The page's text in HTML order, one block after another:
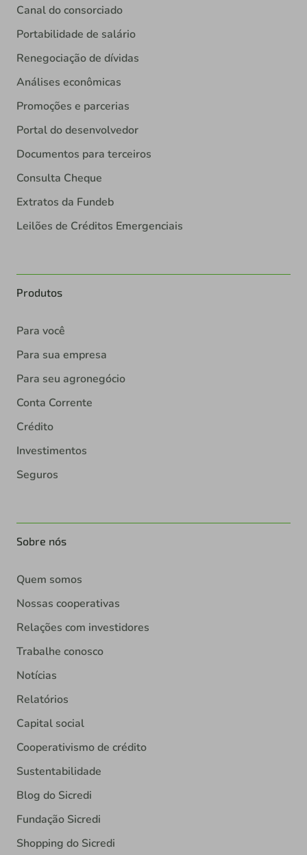
Canal do consorciado
Portabilidade de salário
Renegociação de dívidas
Análises econômicas
Promoções e parcerias
Portal do desenvolvedor
Documentos para terceiros
Consulta Cheque
Extratos da Fundeb
Leilões de Créditos Emergenciais
Produtos
Para você
Para sua empresa
Para seu agronegócio
Conta Corrente
Crédito
Investimentos
Seguros
Sobre nós
Quem somos
Nossas cooperativas
Relações com investidores
Trabalhe conosco
Notícias
Relatórios
Capital social
Cooperativismo de crédito
Sustentabilidade
Blog do Sicredi
Fundação Sicredi
Shopping do Sicredi